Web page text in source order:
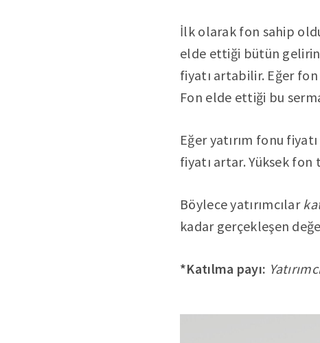
İlk olarak fon sahip
elde ettiği bütün
fiyatı artabilir. Eğer
Fon elde ettiği bu
Eğer yatırım fonu
fiyatı artar. Yüksek fon
Böylece yatırımcılar
kadar gerçekleşen
*Katılma payı: